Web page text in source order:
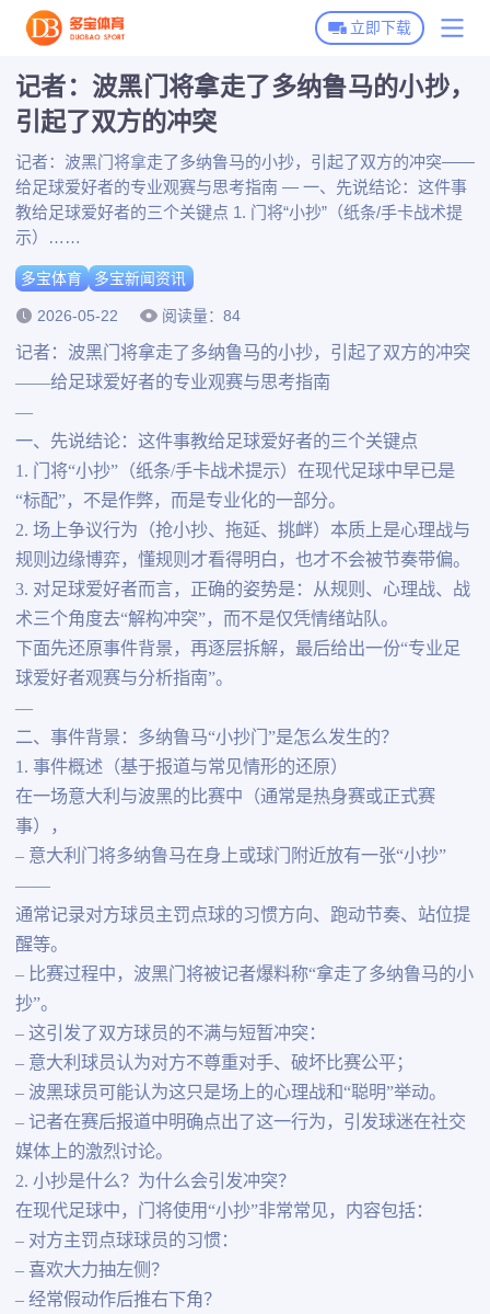
多宝体育首页
多宝全站APP下载
多宝体育动态
博彩平台推荐
立即下载
记者：波黑门将拿走了多纳鲁马的小抄，
引起了双方的冲突
记者：波黑门将拿走了多纳鲁马的小抄，引起了双方的冲突——
给足球爱好者的专业观赛与思考指南 — 一、先说结论：这件事
教给足球爱好者的三个关键点 1. 门将“小抄”（纸条/手卡战术提
示）……
多宝体育 多宝新闻资讯
2026-05-22 阅读量：84
记者：波黑门将拿走了多纳鲁马的小抄，引起了双方的冲突
——给足球爱好者的专业观赛与思考指南
—
一、先说结论：这件事教给足球爱好者的三个关键点
1. 门将“小抄”（纸条/手卡战术提示）在现代足球中早已是
“标配”，不是作弊，而是专业化的一部分。
2. 场上争议行为（抢小抄、拖延、挑衅）本质上是心理战与
规则边缘博弈，懂规则才看得明白，也才不会被节奏带偏。
3. 对足球爱好者而言，正确的姿势是：从规则、心理战、战
术三个角度去“解构冲突”，而不是仅凭情绪站队。
下面先还原事件背景，再逐层拆解，最后给出一份“专业足
球爱好者观赛与分析指南”。
—
二、事件背景：多纳鲁马“小抄门”是怎么发生的？
1. 事件概述（基于报道与常见情形的还原）
在一场意大利与波黑的比赛中（通常是热身赛或正式赛
事），
– 意大利门将多纳鲁马在身上或球门附近放有一张“小抄”
——
通常记录对方球员主罚点球的习惯方向、跑动节奏、站位提
醒等。
– 比赛过程中，波黑门将被记者爆料称“拿走了多纳鲁马的小
抄”。
– 这引发了双方球员的不满与短暂冲突：
– 意大利球员认为对方不尊重对手、破坏比赛公平；
– 波黑球员可能认为这只是场上的心理战和“聪明”举动。
– 记者在赛后报道中明确点出了这一行为，引发球迷在社交
媒体上的激烈讨论。
2. 小抄是什么？为什么会引发冲突？
在现代足球中，门将使用“小抄”非常常见，内容包括：
– 对方主罚点球球员的习惯：
– 喜欢大力抽左侧？
– 经常假动作后推右下角？